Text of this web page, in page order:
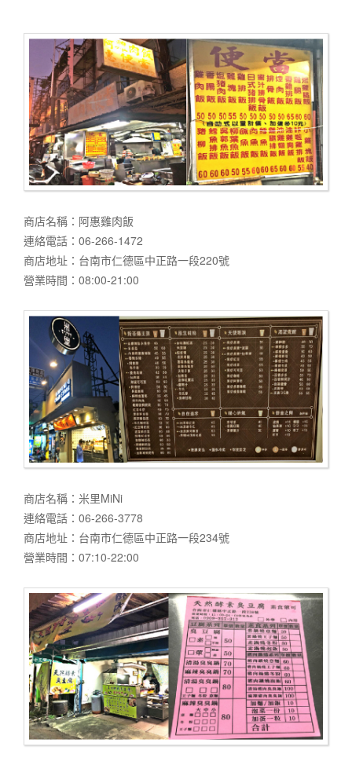
商店名稱：阿惠雞肉飯
連絡電話：06-266-1472
商店地址：台南市仁德區中正路一段220號
營業時間：08:00-21:00
商店名稱：米里MiNi
連絡電話：06-266-3778
商店地址：台南市仁德區中正路一段234號
營業時間：07:10-22:00